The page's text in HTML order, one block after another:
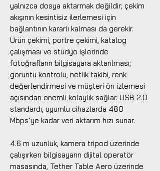
yalnızca dosya aktarmak değildir; çekim
akışının kesintisiz ilerlemesi için
bağlantının kararlı kalması da gerekir.
Ürün çekimi, portre çekimi, katalog
çalışması ve stüdyo işlerinde
fotoğrafların bilgisayara aktarılması;
görüntü kontrolü, netlik takibi, renk
değerlendirmesi ve müşteri ön izlemesi
açısından önemli kolaylık sağlar. USB 2.0
standardı, uyumlu cihazlarda 480
Mbps’ye kadar veri aktarım hızı sunar.
4.6 m uzunluk, kamera tripod üzerinde
çalışırken bilgisayarın dijital operatör
masasında, Tether Table Aero üzerinde